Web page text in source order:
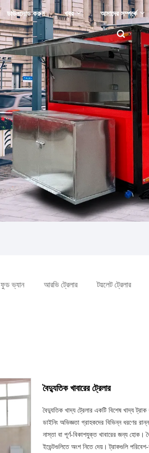
ডাউনলোড করুন খবর আমাদের সম্পর্কে
ফুড ভ্যান আরভি ট্রেলার টয়লেট ট্রেলার
বৈদ্যুতিক খাবারের ট্রেলার
বৈদ্যুতিক খাদ্য ট্রেলার একটি বিশেষ খাদ্য
ডাইনিং অভিজ্ঞতা গ্রাহকদের বিভিন্ন ধরণের
নাস্তা বা পূর্ণ-বিকাশযুক্ত খাবারের জন্য হোক।
ইভেন্টগুলিতে অংশ নিতে দেয়। ট্রাকগুলি